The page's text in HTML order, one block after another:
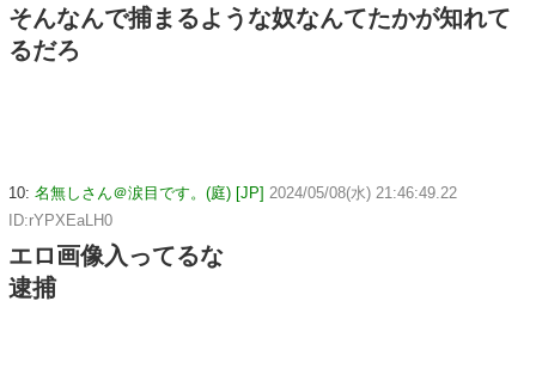
そんなんで捕まるような奴なんてたかが知れて
るだろ
10: 名無しさん＠涙目です。(庭) [JP] 2024/05/08(水) 21:46:49.22
ID:rYPXEaLH0
エロ画像入ってるな
逮捕